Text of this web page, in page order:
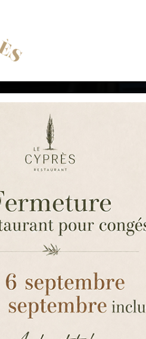
profitez d’une cuisine
et familiale.
Contactez-nous